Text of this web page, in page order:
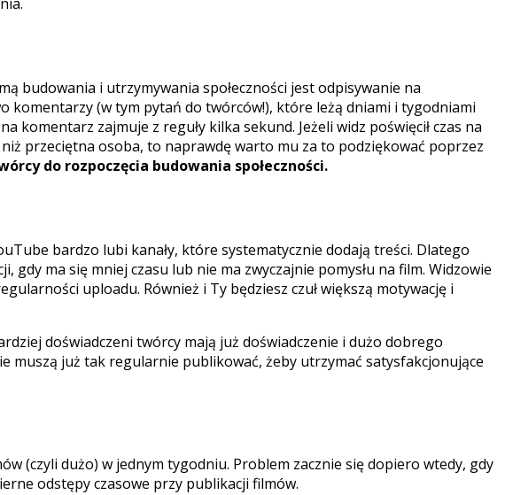
budowania i utrzymywania społeczności jest odpisywanie na
komentarzy (w tym pytań do twórców!), które leżą dniami i tygodniami
zajmuje z reguły kilka sekund. Jeżeli widz poświęcił czas na
przeciętna osoba, to naprawdę warto mu za to podziękować poprzez
do rozpoczęcia budowania społeczności.
bardzo lubi kanały, które systematycznie dodają treści. Dlatego
gdy ma się mniej czasu lub nie ma zwyczajnie pomysłu na film. Widzowie
uploadu. Również i Ty będziesz czuł większą motywację i
doświadczeni twórcy mają już doświadczenie i dużo dobrego
muszą już tak regularnie publikować, żeby utrzymać satysfakcjonujące
(czyli dużo) w jednym tygodniu. Problem zacznie się dopiero wtedy, gdy
odstępy czasowe przy publikacji filmów.